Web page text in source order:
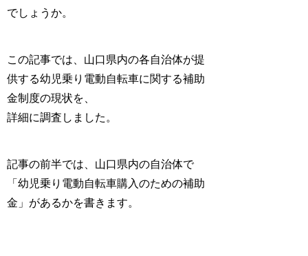
でしょうか。
この記事では、山口県内の各自治体が提
供する幼児乗り電動自転車に関する補助
金制度の現状を、
詳細に調査しました。
記事の前半では、山口県内の自治体で
「幼児乗り電動自転車購入のための補助
金 」があるかを書きます。